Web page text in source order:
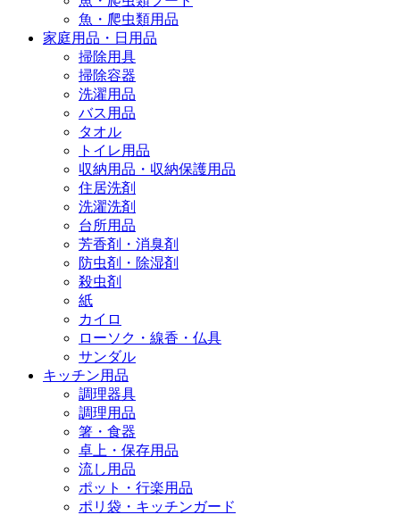
魚・爬虫類用品
家庭用品・日用品
掃除用具
掃除容器
洗濯用品
バス用品
タオル
トイレ用品
収納用品・収納保護用品
住居洗剤
洗濯洗剤
台所用品
芳香剤・消臭剤
防虫剤・除湿剤
殺虫剤
紙
カイロ
ローソク・線香・仏具
サンダル
キッチン用品
調理器具
調理用品
箸・食器
卓上・保存用品
流し用品
ポット・行楽用品
ポリ袋・キッチンガード